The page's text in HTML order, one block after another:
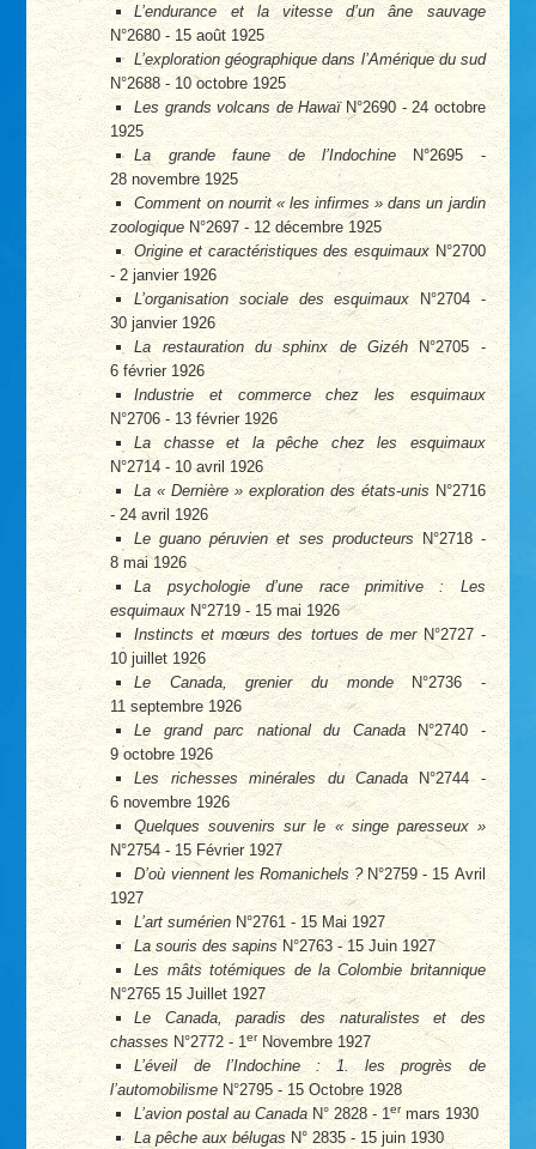
L’endurance et la vitesse d’un âne sauvage
N°2680 - 15 août 1925
L’exploration géographique dans l’Amérique du sud
N°2688 - 10 octobre 1925
Les grands volcans de HawaïN°2690 - 24 octobre
1925
La grande faune de l’IndochineN°2695 -
28 novembre 1925
Comment on nourrit « les infirmes » dans un jardin
zoologique N°2697 - 12 décembre 1925
Origine et caractéristiques des esquimauxN°2700
- 2 janvier 1926
L’organisation sociale des esquimaux N°2704 -
30 janvier 1926
La restauration du sphinx de GizéhN°2705 -
6 février 1926
Industrie et commerce chez les esquimaux
N°2706 - 13 février 1926
La chasse et la pêche chez les esquimaux
N°2714 - 10 avril 1926
La « Dernière » exploration des états-unis N°2716
- 24 avril 1926
Le guano péruvien et ses producteursN°2718 -
8 mai 1926
La psychologie d’une race primitive : Les
esquimaux N°2719 - 15 mai 1926
Instincts et mœurs des tortues de merN°2727 -
10 juillet 1926
Le Canada, grenier du mondeN°2736 -
11 septembre 1926
Le grand parc national du CanadaN°2740 -
9 octobre 1926
Les richesses minérales du CanadaN°2744 -
6 novembre 1926
Quelques souvenirs sur le « singe paresseux »
N°2754 - 15 Février 1927
D’où viennent les Romanichels ?N°2759 - 15 Avril
1927
L’art sumérienN°2761 - 15 Mai 1927
La souris des sapinsN°2763 - 15 Juin 1927
Les mâts totémiques de la Colombie britannique
N°2765 15 Juillet 1927
Le Canada, paradis des naturalistes et des
chasses N°2772 - 1erNovembre 1927
L’éveil de l’Indochine : 1. les progrès de
l’automobilismeN°2795 - 15 Octobre 1928
L’avion postal au CanadaN° 2828 - 1ermars 1930
La pêche aux bélugas N° 2835 - 15 juin 1930